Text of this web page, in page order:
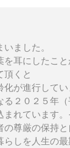
ました。
耳にしたこ
頂くと
が進行して
２０２５年
れています
尊厳の保持
しを人生の